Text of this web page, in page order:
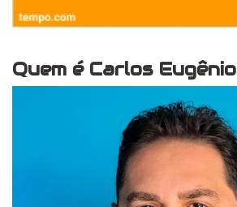
Quem é Carlos Eugênio